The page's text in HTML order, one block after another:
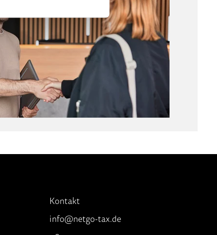
Kontakt
info@netgo-tax.de